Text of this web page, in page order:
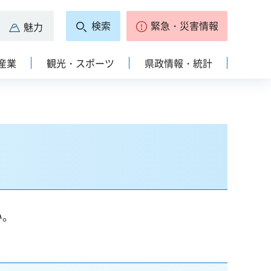
魅力 検索 緊急・災害情報
業 観光・スポーツ 県政情報・統計